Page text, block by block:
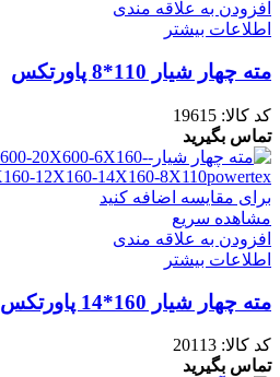
افزودن به علاقه مندی
اطلاعات بیشتر
مته چهار شیار 110*8 پاورتکس
کد کالا: 19615
تماس بگیرید
برای مقایسه اضافه کنید
مشاهده سریع
افزودن به علاقه مندی
اطلاعات بیشتر
مته چهار شیار 160*14 پاورتکس
کد کالا: 20113
تماس بگیرید